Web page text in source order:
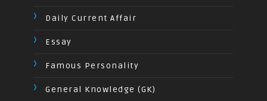
Daily Current Affair
Essay
Famous Personality
General Knowledge (GK)